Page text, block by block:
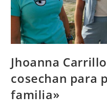
Jhoanna
cosechan para
familia»